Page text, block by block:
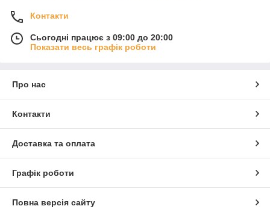
Контакти
Сьогодні працює з 09:00 до 20:00
Показати весь графік роботи
Про нас
Контакти
Доставка та оплата
Графік роботи
Повна версія сайту